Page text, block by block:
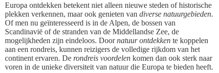
Europa ontdekken betekent niet alleen nieuwe steden of historische
plekken verkennen, maar ook genieten van diverse natuurgebieden.
Of men nu geïnteresseerd is in de Alpen, de bossen van
Scandinavië of de stranden van de Middellandse Zee, de
mogelijkheden zijn eindeloos. Doornatuur ontdekken te koppelen
aan een rondreis, kunnen reizigers de volledige rijkdom van het
continent ervaren. De rondreis voordelen komen dan ook sterk naar
voren in de unieke diversiteit van natuur die Europa te bieden heeft.